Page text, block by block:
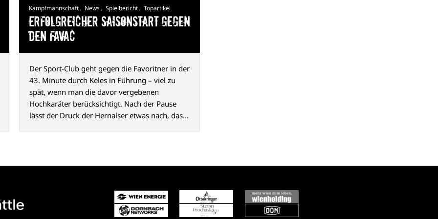
Kampfmannschaft, News, Spielbericht, Topartikel
Erfolgreicher Saisonstart gegen
den FavAC
Der Sport-Club geht gegen die Favoritner in der
43. Minute durch Keles in Führung – viel zu
spät, wenn man die davor vergebenen
Hochkaräter berücksichtigt. Nach der Pause
lässt der Druck der Hernalser etwas nach, das